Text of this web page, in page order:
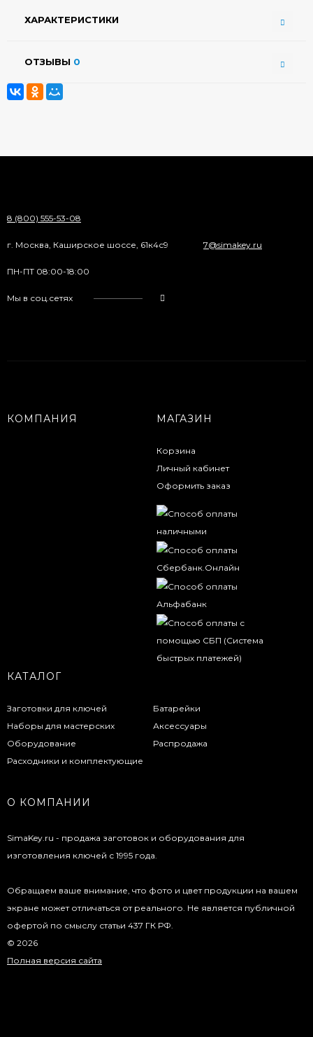
ХАРАКТЕРИСТИКИ
ОТЗЫВЫ 0
8 (800) 555-53-08
г. Москва, Каширское шоссе, 61к4с9 7@simakey.ru
ПН-ПТ 08:00-18:00
Мы в соц.сетях
КОМПАНИЯ МАГАЗИН
Корзина
Личный кабинет
Оформить заказ
КАТАЛОГ
Заготовки для ключей
Наборы для мастерских
Оборудование
Расходники и комплектующие
Батарейки
Аксессуары
Распродажа
О КОМПАНИИ
SimaKey.ru - продажа заготовок и оборудования для
изготовления ключей с 1995 года.
Обращаем ваше внимание, что фото и цвет продукции на вашем
экране может отличаться от реального. Не является публичной
офертой по смыслу статьи 437 ГК РФ.
© 2026
Полная версия сайта